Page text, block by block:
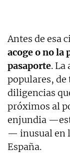
Antes de esa
acoge o no la
pasaporte. La
populares, de
diligencias
próximos al
enjundia
— inusual en
España.